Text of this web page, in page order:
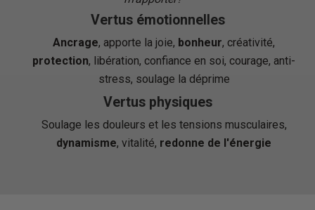
Vertus émotionnelles
Ancrage, apporte la joie, bonheur, créativité,
protection, libération, confiance en soi, courage, anti-
stress, soulage la déprime
Vertus physiques
Soulage les douleurs et les tensions musculaires,
dynamisme, vitalité, redonne de l'énergie